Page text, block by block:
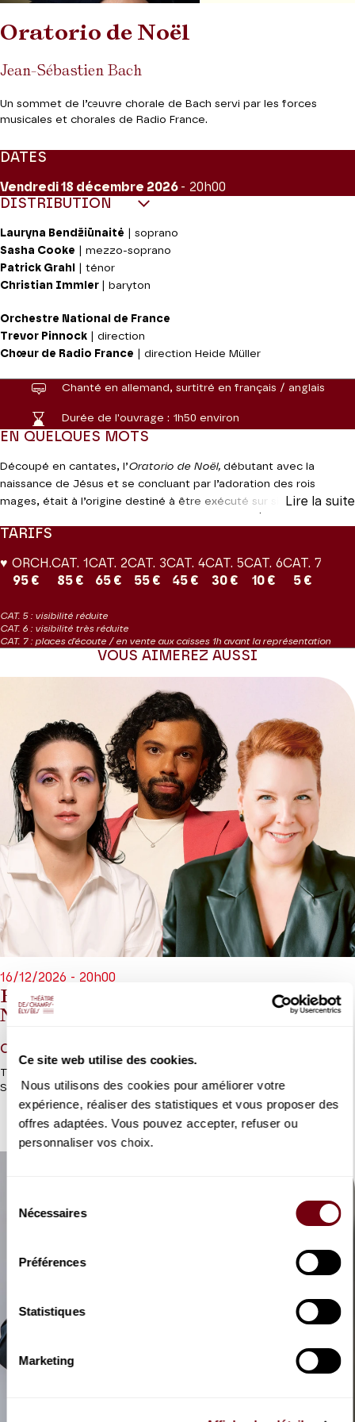
Ce site web utilise des cookies.
Nous utilisons des cookies pour améliorer votre
expérience, réaliser des statistiques et vous proposer des
offres adaptées. Vous pouvez accepter, refuser ou
personnaliser vos choix.
Nécessaires
Préférences
Statistiques
Marketing
Oratorio de Noël
Jean-Sébastien Bach
Un sommet de l’œuvre chorale de Bach servi par les forces
musicales et chorales de Radio France.
DATES
Vendredi 18 décembre 2026 - 20h00
DISTRIBUTION
Lauryna Bendžiūnaitė | soprano
Sasha Cooke | mezzo-soprano
Patrick Grahl
| ténor
Christian Immler
| baryton
Orchestre National de France
Trevor Pinnock | direction
Chœur de Radio France | direction Heide Müller
Chanté en allemand, surtitré en français / anglais
Durée de l'ouvrage : 1h50 environ
EN QUELQUES MOTS
Découpé en cantates, l’Oratorio de Noël, débutant avec la
naissance de Jésus et se concluant par l’adoration des rois
mages, était à l’origine destiné à être exécuté sur six jours
Luc et Saint Matthieu et offre l’une des pages les plus
Coproduction Théâtre des Champs-Élysées | Radio France
Lire la suite
TARIFS
♥ ORCH.
95 €
CAT. 1
85 €
CAT. 2
65 €
CAT. 3
55 €
CAT. 4
45 €
CAT. 5
30 €
CAT. 6
10 €
CAT. 7
5 €
CAT. 5 : visibilité réduite
CAT. 6 : visibilité très réduite
CAT. 7 : places d'écoute / en vente aux caisses 1h avant la représentation
VOUS AIMEREZ AUSSI
Bruno de Sá, Cecilia Molinari, Marie-
Nicole Lemieux
16/12/2026 - 20h00
Corelli, Scarlatti
Trois voix d’exception pour deux pièces rares de Corelli et
Scarlatti.